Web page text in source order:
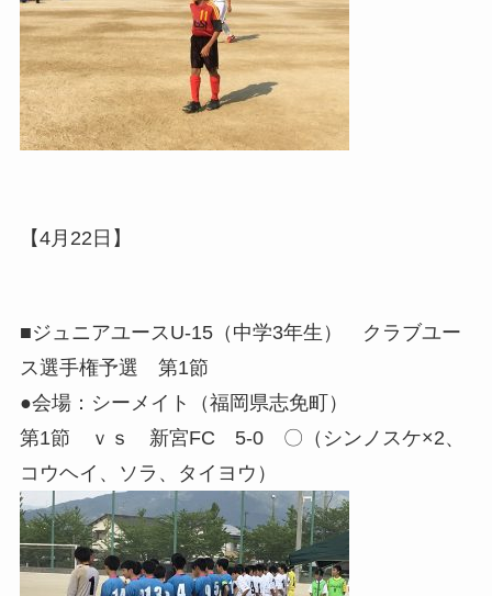
【4月22日】
■ジュニアユースU-15（中学3年生） クラブユー
ス選手権予選 第1節
●会場：シーメイト（福岡県志免町）
第1節 ｖｓ 新宮FC 5-0 〇（シンノスケ×2、
コウヘイ、ソラ、タイヨウ）